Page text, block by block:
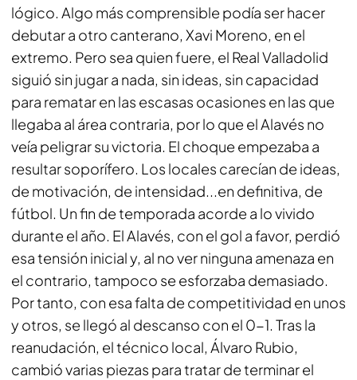
lógico. Algo más comprensible podía ser hacer
debutar a otro canterano, Xavi Moreno, en el
extremo. Pero sea quien fuere, el Real Valladolid
siguió sin jugar a nada, sin ideas, sin capacidad
para rematar en las escasas ocasiones en las que
llegaba al área contraria, por lo que el Alavés no
veía peligrar su victoria. El choque empezaba a
resultar soporífero. Los locales carecían de ideas,
de motivación, de intensidad...en definitiva, de
fútbol. Un fin de temporada acorde a lo vivido
durante el año. El Alavés, con el gol a favor, perdió
esa tensión inicial y, al no ver ninguna amenaza en
el contrario, tampoco se esforzaba demasiado.
Por tanto, con esa falta de competitividad en unos
y otros, se llegó al descanso con el 0-1. Tras la
reanudación, el técnico local, Álvaro Rubio,
cambió varias piezas para tratar de terminar el